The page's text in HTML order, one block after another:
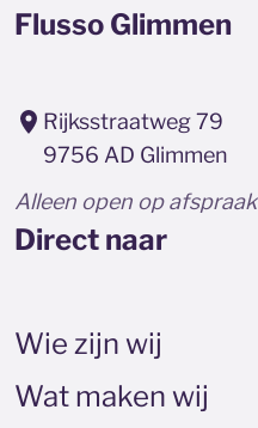
Flusso Glimmen
Rijksstraatweg 79
9756 AD Glimmen
Alleen open op afspraak
Direct naar
Wie zijn wij
Wat maken wij